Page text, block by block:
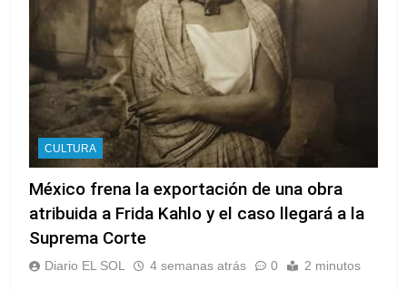
CULTURA
México frena la exportación de una obra
atribuida a Frida Kahlo y el caso llegará a la
Suprema Corte
Diario EL SOL 4 semanas atrás 0 2 minutos